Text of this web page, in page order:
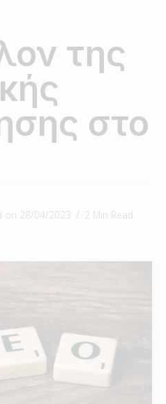
της
στο
on 28/04/2023
2 Min Read